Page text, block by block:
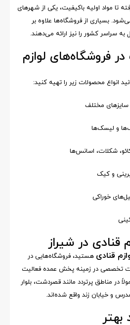
تا مواد اولیه باکیفیت، یکی از شهرهای
بسیاری از فروشگاه‌ها علاوه بر
سراسر کشور را نیز ارائه می‌دهند.
فروشگاه‌های لوازم
انواع محصولات زیر را تهیه کنید:
مختلف
و لیسک‌ها
شکلات، اسانس‌ها
و کیک
خوراکی
قنادی در شیراز
قنادی هستید، فروشگاه‌هایی در
تخصصی در زمینه پخش عمده فعالیت
در مناطق پرتردد مانند قصردشت، بلوار
مدرس و خیابان زند واقع شده‌اند.
بهتر